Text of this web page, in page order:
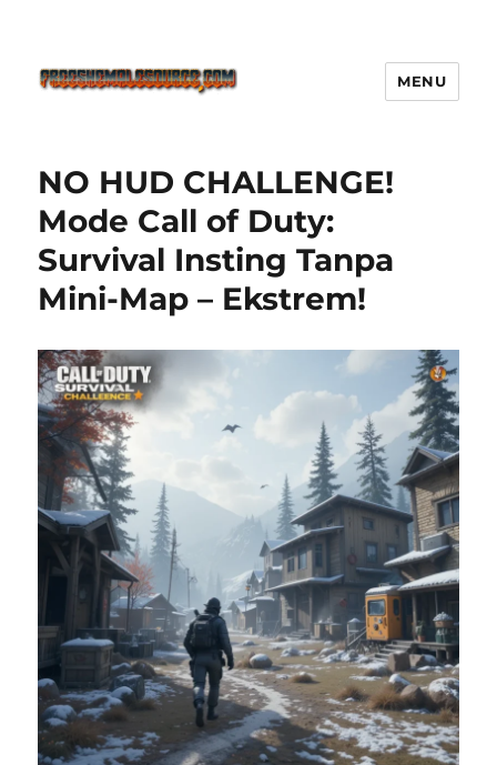
Defense Main Game Ini Pasti
Ketagihan!
MENU
NO HUD CHALLENGE!
Mode Call of Duty:
Survival Insting Tanpa
Mini-Map – Ekstrem!